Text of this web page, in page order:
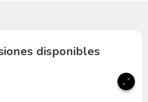
disponibles